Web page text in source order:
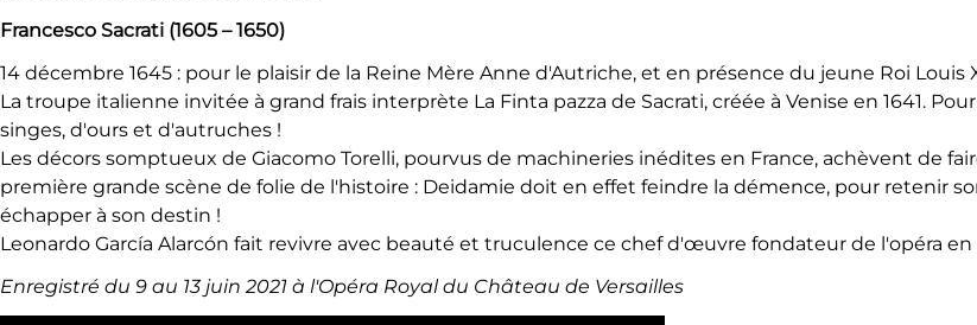
Francesco Sacrati (1605 – 1650)
14 décembre 1645 : pour le plaisir de la Reine Mère Anne d'Autriche, et en présence du jeune Roi
La troupe italienne invitée à grand frais interprète La Finta pazza de Sacrati, créée à Venise en 1641.
singes, d'ours et d'autruches !
Les décors somptueux de Giacomo Torelli, pourvus de machineries inédites en France, achèvent de
première grande scène de folie de l'histoire : Deidamie doit en effet feindre la démence, pour retenir
échapper à son destin !
Leonardo García Alarcón fait revivre avec beauté et truculence ce chef d'œuvre fondateur de l'opéra
Enregistré du 9 au 13 juin 2021 à l'Opéra Royal du Château de Versailles